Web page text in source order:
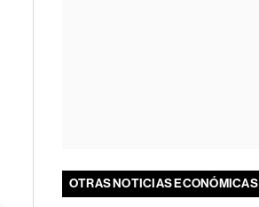
OTRAS NOTICIAS ECONÓMICAS